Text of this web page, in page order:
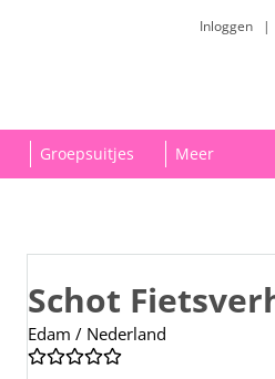
Inloggen |
Groepsuitjes Meer
Schot
Edam / Nederland